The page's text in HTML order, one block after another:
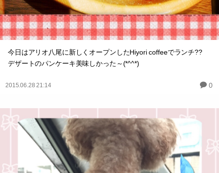
今日はアリオ八尾に新しくオープンしたHiyori coffeeでランチ??
デザートのパンケーキ美味しかった～(*^^*)
2015.06.28 21:14 0